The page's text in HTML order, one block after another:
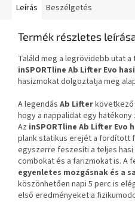
Leírás Beszélgetés
Termék részletes
Találd meg a legrövidebb utat
inSPORTline Ab Lifter Evo h
hasizmokat dolgoztatja meg
A legendás Ab Lifter
hogy a nappalidat egy
Az inSPORTline Ab Lifter Evo h
plank statikus erejét a fordított
egyszerre feszesíti a teljes
combokat és a farizmokat is. A
egyenletes mozgásnak és a
köszönhetően napi 5 perc is
első eredményeket a